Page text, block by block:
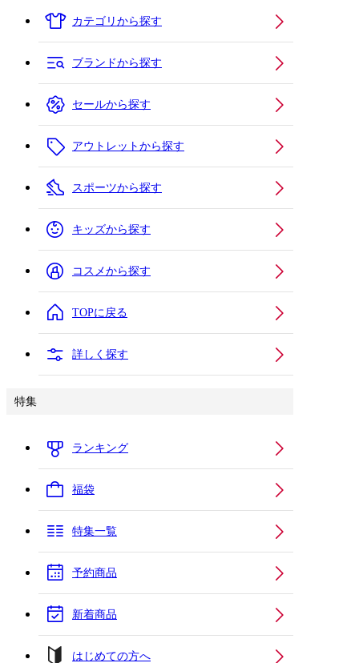
カテゴリから探す
ブランドから探す
セールから探す
アウトレットから探す
スポーツから探す
キッズから探す
コスメから探す
TOPに戻る
詳しく探す
特集
ランキング
福袋
特集一覧
予約商品
新着商品
はじめての方へ